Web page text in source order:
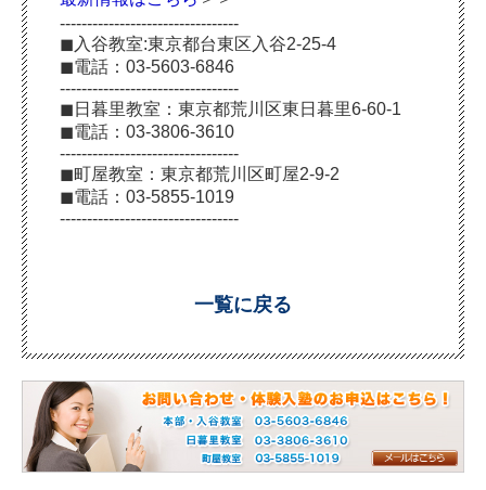
---------------------------------
◼︎入谷教室:東京都台東区入谷2-25-4
◼︎電話：03-5603-6846
---------------------------------
◼︎日暮里教室：東京都荒川区東日暮里6-60-1
◼︎電話：03-3806-3610
---------------------------------
◼︎町屋教室：東京都荒川区町屋2-9-2
◼︎電話：03-5855-1019
---------------------------------
一覧に戻る